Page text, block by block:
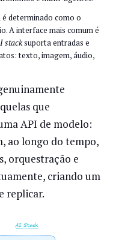
é determinado como o
A interface mais comum é
stacksuporta entradas e
texto, imagem, áudio,
que
API de modelo:
ao longo do tempo,
orquestração e
criando um
replicar.